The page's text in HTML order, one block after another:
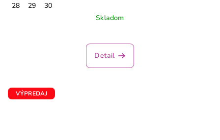
28
29
30
Skladom
Detail
VÝPREDAJ